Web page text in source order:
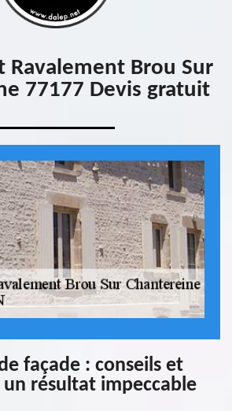
Ravalement Brou Sur
77177 Devis gratuit
façade : conseils et
un résultat impeccable